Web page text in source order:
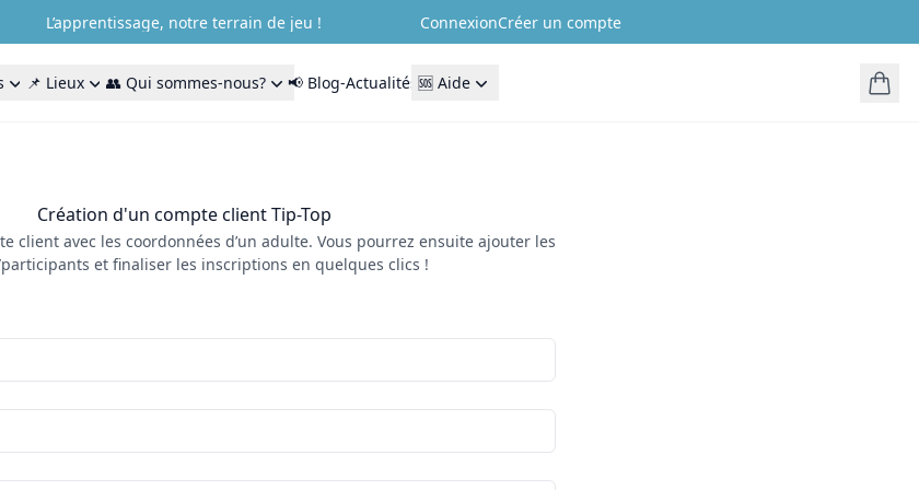
L’apprentissage, notre terrain de jeu ! ConnexionCréer un compte
📌 Lieux 👥 Qui sommes-nous? 📢 Blog-Actualités 🆘 Aide
Création d'un compte client Tip-Top
client avec les coordonnées d’un adulte. Vous pourrez ensuite ajouter les
et finaliser les inscriptions en quelques clics !